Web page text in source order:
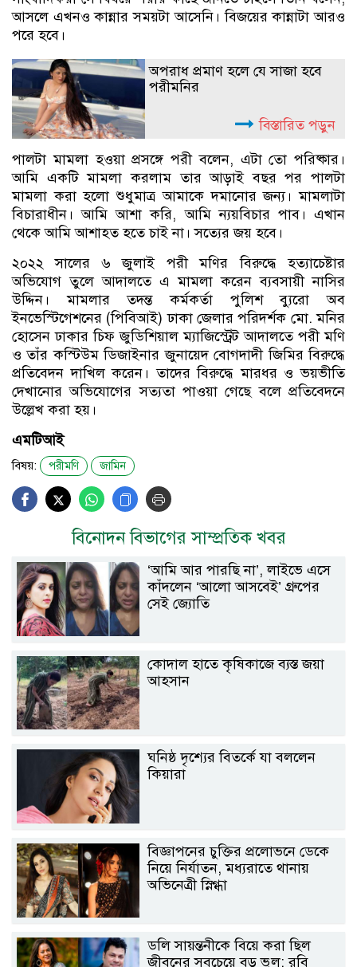
আসলে এখনও কান্নার সময়টা আসেনি। বিজয়ের কান্নাটা আরও
পরে হবে।
অপরাধ প্রমাণ হলে যে সাজা হবে
পরীমনির
বিস্তারিত পড়ুন
পালটা মামলা হওয়া প্রসঙ্গে পরী বলেন, এটা তো পরিষ্কার।
আমি একটি মামলা করলাম তার আড়াই বছর পর পালটা
মামলা করা হলো শুধুমাত্র আমাকে দমানোর জন্য। মামলাটা
বিচারাধীন। আমি আশা করি, আমি ন্যয়বিচার পাব। এখান
থেকে আমি আশাহত হতে চাই না। সত্যের জয় হবে।
২০২২ সালের ৬ জুলাই পরী মণির বিরুদ্ধে হত্যাচেষ্টার
অভিযোগ তুলে আদালতে এ মামলা করেন ব্যবসায়ী নাসির
উদ্দিন। মামলার তদন্ত কর্মকর্তা পুলিশ ব্যুরো অব
ইনভেস্টিগেশনের (পিবিআই) ঢাকা জেলার পরিদর্শক মো. মনির
হোসেন ঢাকার চিফ জুডিশিয়াল ম্যাজিস্ট্রেট আদালতে পরী মণি
ও তাঁর কস্টিউম ডিজাইনার জুনায়েদ বোগদাদী জিমির বিরুদ্ধে
প্রতিবেদন দাখিল করেন। তাদের বিরুদ্ধে মারধর ও ভয়ভীতি
দেখানোর অভিযোগের সত্যতা পাওয়া গেছে বলে প্রতিবেদনে
উল্লেখ করা হয়।
এমটিআই
বিষয়: পরীমণি জামিন
বিনোদন বিভাগের সাম্প্রতিক খবর
‘আমি আর পারছি না’, লাইভে এসে
কাঁদলেন ‘আলো আসবেই’ গ্রুপের
সেই জ্যোতি
কোদাল হাতে কৃষিকাজে ব্যস্ত জয়া
আহসান
ঘনিষ্ঠ দৃশ্যের বিতর্কে যা বললেন
কিয়ারা
বিজ্ঞাপনের চুক্তির প্রলোভনে ডেকে
নিয়ে নির্যাতন, মধ্যরাতে থানায়
অভিনেত্রী স্নিগ্ধা
ডলি সায়ন্তনীকে বিয়ে করা ছিল
জীবনের সবচেয়ে বড় ভুল: রবি